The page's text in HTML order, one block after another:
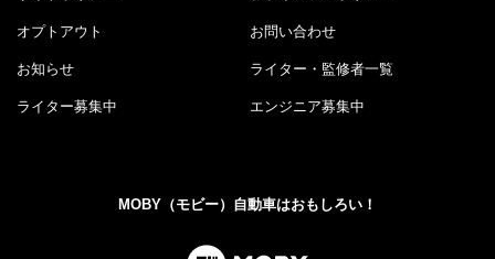
オプトアウト お問い合わせ
お知らせ ライター・監修者一覧
ライター募集中 エンジニア募集中
MOBY（モビー）自動車はおもしろい！